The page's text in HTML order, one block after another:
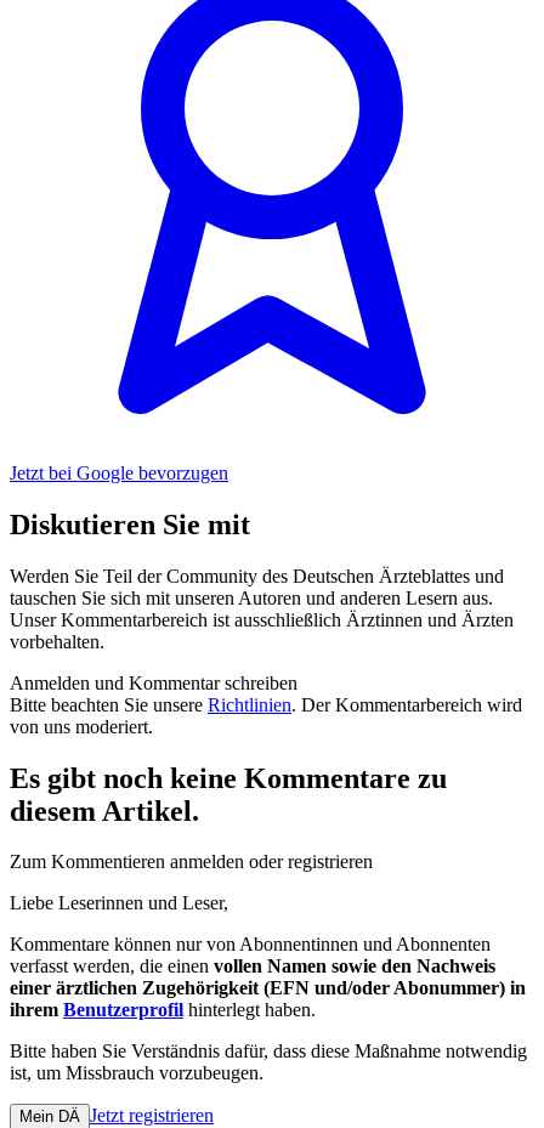
Jetzt bei Google bevorzugen
Diskutieren Sie mit
Werden Sie Teil der Community des Deutschen Ärzteblattes und
tauschen Sie sich mit unseren Autoren und anderen Lesern aus.
Unser Kommentarbereich ist ausschließlich Ärztinnen und Ärzten
vorbehalten.
Anmelden und Kommentar schreiben
Bitte beachten Sie unsere Richtlinien. Der Kommentarbereich wird
von uns moderiert.
Es gibt noch keine Kommentare zu
diesem Artikel.
Zum Kommentieren anmelden oder registrieren
Liebe Leserinnen und Leser,
Kommentare können nur von Abonnentinnen und Abonnenten
verfasst werden, die einen vollen Namen sowie den Nachweis
einer ärztlichen Zugehörigkeit (EFN und/oder Abonummer) in
ihrem Benutzerprofil hinterlegt haben.
Bitte haben Sie Verständnis dafür, dass diese Maßnahme notwendig
ist, um Missbrauch vorzubeugen.
Mein DÄ Jetzt registrieren